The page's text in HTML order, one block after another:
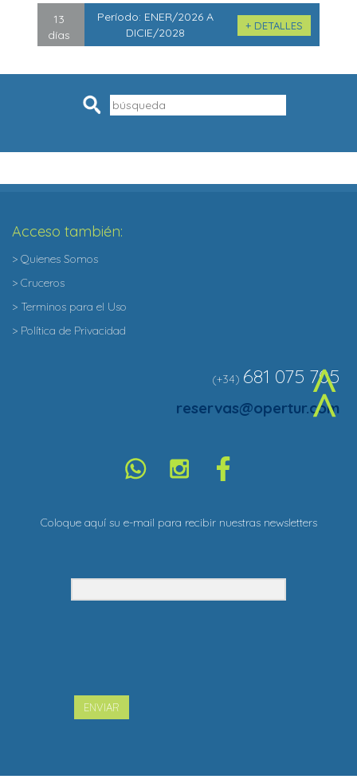
13
días
Período: ENER/2026 A
DICIE/2028
+ DETALLES
Pesquisar
^
Acceso también:
> Quienes Somos
> Cruceros
> Terminos para el Uso
> Política de Privacidad
(+34) 681 075 705
reservas@opertur.com
Coloque aquí su e-mail para recibir nuestras newsletters
ENVIAR